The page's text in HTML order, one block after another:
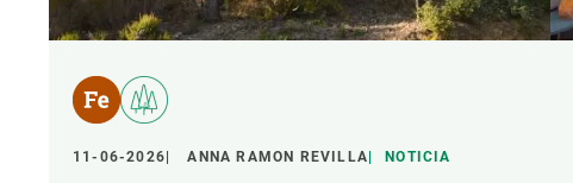
11-06-2026 ANNA RAMON REVILLA NOTICIA